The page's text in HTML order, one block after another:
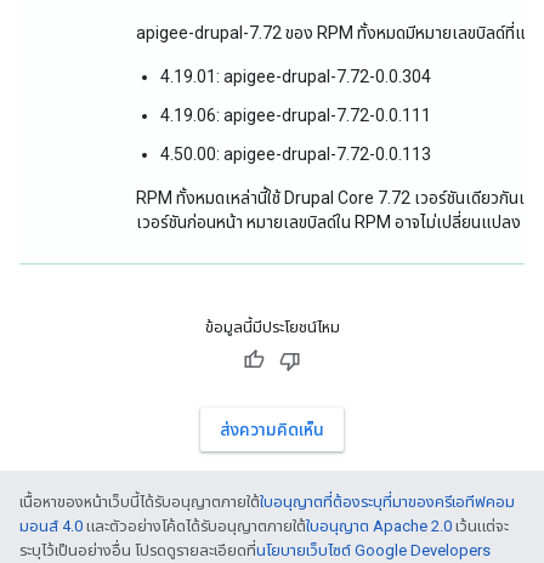
apigee-drupal-7.72 ของ RPM ทั้งหมดมีหมายเลขบิลด์ที่แต
4.19.01: apigee-drupal-7.72-0.0.304
4.19.06: apigee-drupal-7.72-0.0.111
4.50.00: apigee-drupal-7.72-0.0.113
RPM ทั้งหมดเหล่านี้ใช้ Drupal Core 7.72 เวอร์ชันเดียวกันแ
เวอร์ชันก่อนหน้า หมายเลขบิลด์ใน RPM อาจไม่เปลี่ยนแปลง
ข้อมูลนี้มีประโยชน์ไหม
ส่งความคิดเห็น
เนื้อหาของหน้าเว็บนี้ได้รับอนุญาตภายใต้ใบอนุญาตที่ต้องระบุที่มาของครีเอทีฟคอม
มอนส์ 4.0 และตัวอย่างโค้ดได้รับอนุญาตภายใต้ใบอนุญาต Apache 2.0 เว้นแต่จะ
ระบุไว้เป็นอย่างอื่น โปรดดูรายละเอียดที่นโยบายเว็บไซต์ Google Developers